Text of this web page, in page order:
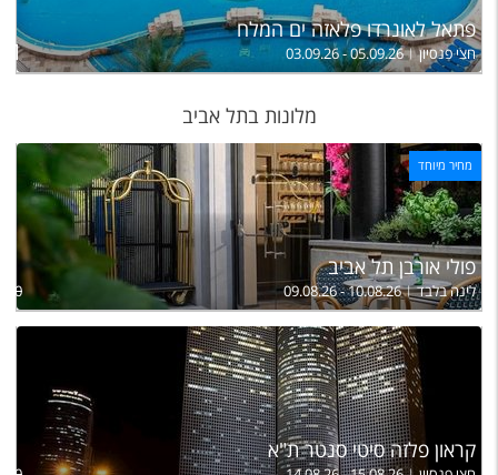
פתאל לאונרדו פלאזה ים המלח
חצי פנסיון 03.09.26 - 05.09.26
מלונות בתל אביב
מחיר מיוחד
פולי אורבן תל אביב
לינה בלבד 09.08.26 - 10.08.26
קראון פלזה סיטי סנטר ת"א